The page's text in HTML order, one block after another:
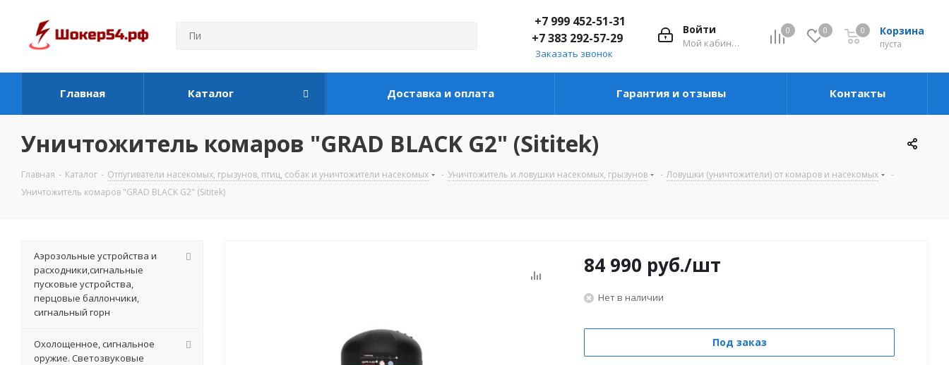
0 0 Корзина
пуста
0
Войти
Мой кабинет
+7 999 452-51-31
+7 383 292-57-29
Заказать звонок
Главная Каталог Доставка и оплата Гарантия и отзывы Контакты
Уничтожитель комаров "GRAD BLACK G2" (Sititek)
Главная - Каталог - Отпугиватели насекомых, грызунов, птиц, собак и уничтожители насекомых - Уничтожитель и ловушки насекомых, грызунов - Ловушки (уничтожители) от комаров и насекомых
-
Уничтожитель комаров "GRAD BLACK G2" (Sititek)
84 990 руб./шт
Нет в наличии
Под заказ
Аэрозольные устройства и
расходники,сигнальные
пусковые устройства,
перцовые баллончики,
сигнальный горн
Охолощенное, сигнальное
оружие. Светозвуковые